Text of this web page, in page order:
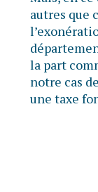
autres que
la part
notre cas
une taxe